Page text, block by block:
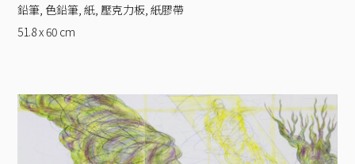
鉛筆, 色鉛筆, 紙, 壓克力板, 紙膠帶
51.8 x 60 cm